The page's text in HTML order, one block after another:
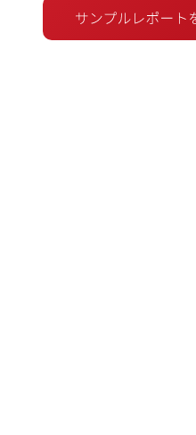
トレンドとインサ